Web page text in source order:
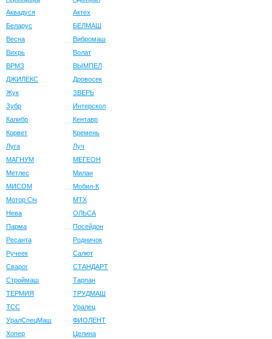
Аквадуся
Актех
Беларус
БЕЛМАШ
Весна
Вибромаш
Вихрь
Волат
ВРМЗ
ВЫМПЕЛ
ДЖИЛЕКС
Дровосек
Жук
ЗВЕРЬ
Зубр
Интерскол
Калибр
Кентавр
Корвет
Кремень
Луга
Луч
МАГНУМ
МЕГЕОН
Метлес
Милан
МИСОМ
Мобил-К
Мотор Сiч
МТХ
Нева
ОЛЬСА
Парма
Посейдон
Ресанта
Родничок
Ручеек
Салют
Сварог
СТАНДАРТ
Строймаш
Тарпан
ТЕРМИЯ
ТРУДМАШ
ТСС
Уралец
УралСпецМаш
ФИОЛЕНТ
Хопер
Целина